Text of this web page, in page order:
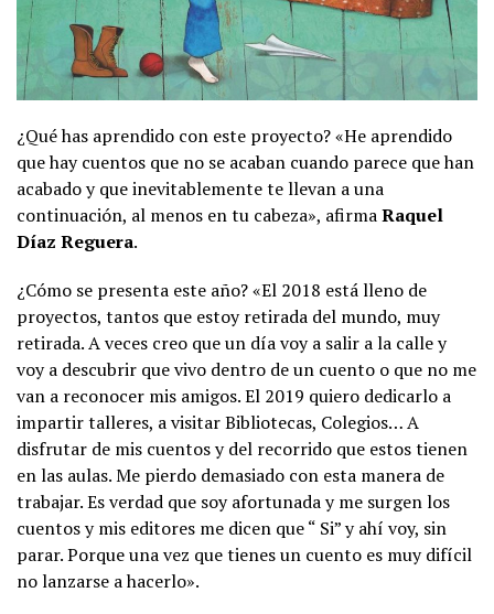
¿Qué has aprendido con este proyecto? «He aprendido
que hay cuentos que no se acaban cuando parece que han
acabado y que inevitablemente te llevan a una
continuación, al menos en tu cabeza», afirmaRaquel
Díaz Reguera.
¿Cómo se presenta este año? «El 2018 está lleno de
proyectos, tantos que estoy retirada del mundo, muy
retirada. A veces creo que un día voy a salir a la calle y
voy a descubrir que vivo dentro de un cuento o que no me
van a reconocer mis amigos. El 2019 quiero dedicarlo a
impartir talleres, a visitar Bibliotecas, Colegios… A
disfrutar de mis cuentos y del recorrido que estos tienen
en las aulas. Me pierdo demasiado con esta manera de
trabajar. Es verdad que soy afortunada y me surgen los
cuentos y mis editores me dicen que “ Si” y ahí voy, sin
parar. Porque una vez que tienes un cuento es muy difícil
no lanzarse a hacerlo».